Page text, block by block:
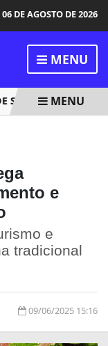
06 DE AGOSTO DE 2026
MENU
MENU
e
e
tradicional
09/06/2025 15:16